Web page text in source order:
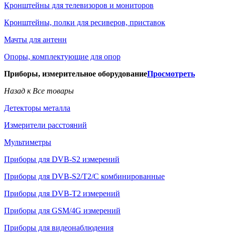
Кронштейны для телевизоров и мониторов
Кронштейны, полки для ресиверов, приставок
Мачты для антенн
Опоры, комплектующие для опор
Приборы, измерительное оборудованиеПросмотреть
Назад к Все товары
Детекторы металла
Измерители расстояний
Мультиметры
Приборы для DVB-S2 измерений
Приборы для DVB-S2/T2/C комбинированные
Приборы для DVB-T2 измерений
Приборы для GSM/4G измерений
Приборы для видеонаблюдения